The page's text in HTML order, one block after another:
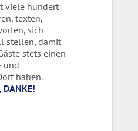
viele hundert
texten,
sich
stellen, damit
stets einen
und
haben.